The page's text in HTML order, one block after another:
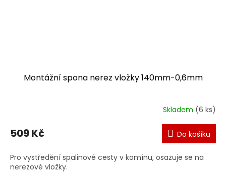
Montážní spona nerez vložky 140mm-0,6mm
Skladem (6 ks)
509 Kč Do košíku
Pro vystředění spalinové cesty v komínu, osazuje se na
nerezové vložky.